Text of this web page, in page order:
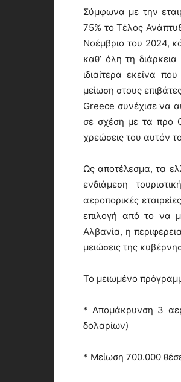
Σύμφωνα με την
75% το Τέλος
Νοέμβριο του 2024,
καθ’ όλη τη
ιδιαίτερα εκείνα
μείωση στους
Greece συνέχισε να
σε σχέση με τα προ
χρεώσεις του αυτόν
Ως αποτέλεσμα, τα
ενδιάμεση
αεροπορικές
επιλογή από το να
Αλβανία, η
μειώσεις της
Το μειωμένο
* Απομάκρυνση 3
δολαρίων)
* Μείωση 700.000